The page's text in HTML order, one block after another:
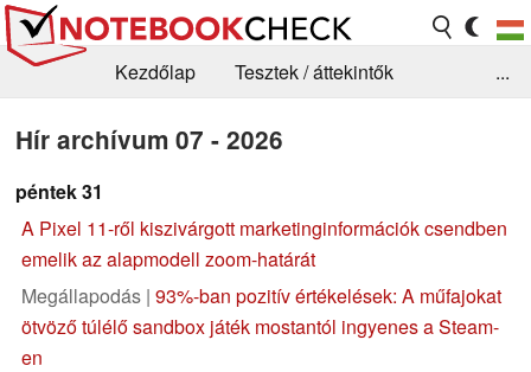
Kezdőlap
Tesztek / áttekintők
Hírek
GYIK / Technológia / Benchmarkok
Könyvtár
...
Hír archívum 07 - 2026
péntek 31
A Pixel 11-ről kiszivárgott marketinginformációk csendben
emelik az alapmodell zoom-határát
Megállapodás | 93%-ban pozitív értékelések: A műfajokat
ötvöző túlélő sandbox játék mostantól ingyenes a Steam-
en